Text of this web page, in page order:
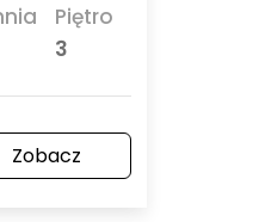
Piętro
3
Zobacz